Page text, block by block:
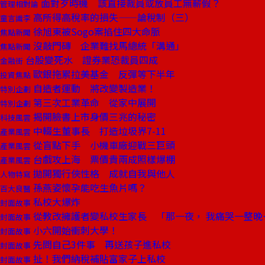
管理相對論 面對歹時機 該直接裁員或放員工無薪假？
童言識李 高所得高稅率的損失——論稅制（三）
焦點新聞 徐旭東被Sogo案掐住四大命脈
焦點新聞 沒敲門磚 企業難找馬總統「溝通」
金融街 台股變死水 證券業恐裁員四成
投資焦點 歐銀拖累拉美基金 反彈等下半年
特別企劃 自造者運動 將改變製造業！
特別企劃 第三次工業革命 從家中展開
科技風雲 揭開臉書上市身價三兆的秘密
產業風雲 中輟生董事長 打造垃圾界7-11
產業風雲 從盲點下手 小機車廠迎戰三巨頭
產業風雲 台戲攻上海 票價貴兩成照樣爆棚
人物特寫 拋開獨行俠性格 成就自我與他人
百大良醫 孫燕姿懷孕能吃生魚片嗎？
封面故事 私校大爆炸
封面故事 從教改擁護者變私校生家長 「那一夜， 我痛哭一整
封面故事 小六開始衝刺大學！
封面故事 先問自己3件事 再送孩子進私校
封面故事 扯！我們納稅補貼富家子上私校